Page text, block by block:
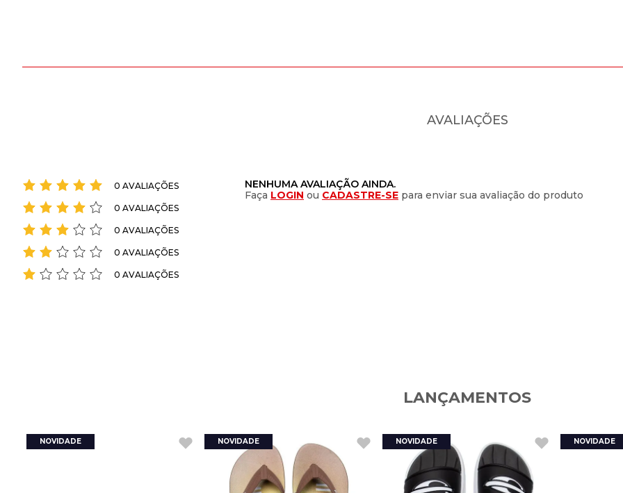
AVALIAÇÕES
0 AVALIAÇÕES
0 AVALIAÇÕES
0 AVALIAÇÕES
0 AVALIAÇÕES
0 AVALIAÇÕES
NENHUMA AVALIAÇÃO AINDA.
Faça LOGIN ou CADASTRE-SE para enviar sua avaliação do produto
LANÇAMENTOS